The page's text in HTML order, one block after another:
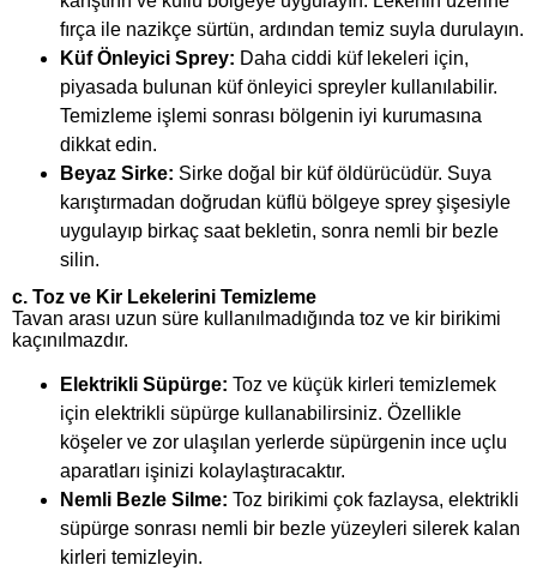
fırça ile nazikçe sürtün, ardından temiz suyla durulayın.
Küf Önleyici Sprey: Daha ciddi küf lekeleri için,
piyasada bulunan küf önleyici spreyler kullanılabilir.
Temizleme işlemi sonrası bölgenin iyi kurumasına
dikkat edin.
Beyaz Sirke: Sirke doğal bir küf öldürücüdür. Suya
karıştırmadan doğrudan küflü bölgeye sprey şişesiyle
uygulayıp birkaç saat bekletin, sonra nemli bir bezle
silin.
c. Toz ve Kir Lekelerini Temizleme
Tavan arası uzun süre kullanılmadığında toz ve kir birikimi
kaçınılmazdır.
Elektrikli Süpürge: Toz ve küçük kirleri temizlemek
için elektrikli süpürge kullanabilirsiniz. Özellikle
köşeler ve zor ulaşılan yerlerde süpürgenin ince uçlu
aparatları işinizi kolaylaştıracaktır.
Nemli Bezle Silme: Toz birikimi çok fazlaysa, elektrikli
süpürge sonrası nemli bir bezle yüzeyleri silerek kalan
kirleri temizleyin.